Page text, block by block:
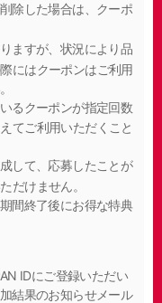
除した場合は、クーポ
ますが、状況により品
にはクーポンはご利用
るクーポンが指定回数
てご利用いただくこと
して、応募したことが
だけません。
間終了後にお得な特典
IDにご登録いただい
結果のお知らせメール